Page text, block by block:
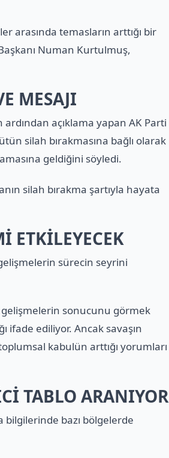
arasında temasların arttığı bir
Numan Kurtulmuş,
MESAJI
açıklama yapan AK Parti
silah bırakmasına bağlı olarak
geldiğini söyledi.
silah bırakma şartıyla hayata
ETKİLEYECEK
sürecin seyrini
sonucunu görmek
ifade ediliyor. Ancak savaşın
kabulün arttığı yorumları
TABLO ARANIYOR
bazı bölgelerde